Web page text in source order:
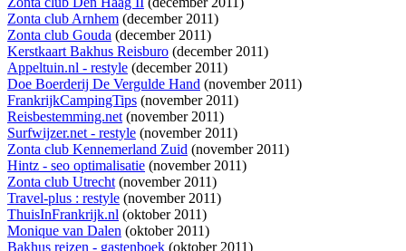
Zonta club Arnhem (december 2011)
Zonta club Gouda (december 2011)
Kerstkaart Bakhus Reisburo (december 2011)
Appeltuin.nl - restyle (december 2011)
Doe Boerderij De Vergulde Hand (november 2011)
FrankrijkCampingTips (november 2011)
Reisbestemming.net(november 2011)
Surfwijzer.net - restyle (november 2011)
Zonta club Kennemerland Zuid (november 2011)
Hintz - seo optimalisatie (november 2011)
Zonta club Utrecht(november 2011)
Travel-plus : restyle (november 2011)
ThuisInFrankrijk.nl (oktober 2011)
Monique van Dalen (oktober 2011)
Bakhus reizen - gastenboek (oktober 2011)